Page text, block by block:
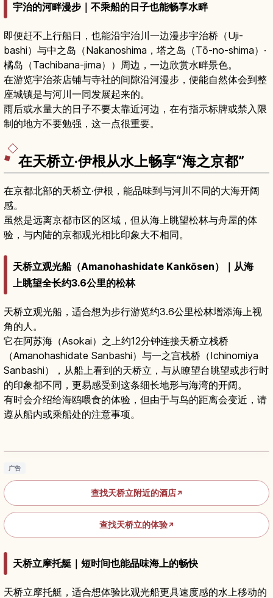
宇治的河畔漫步｜不乘船的日子也能畅享水畔
即便赶不上行船日，也能沿宇治川一边漫步宇治桥（Uji-
bashi）与中之岛（Nakanoshima，塔之岛（Tō-no-shima）·
橘岛（Tachibana-jima））周边，一边欣赏水畔景色。
在游览宇治茶店铺与寺社的间隙沿河漫步，便能自然体会到整
座城镇是与河川一同发展起来的。
雨后或水量大的日子不要太靠近河边，在有指示标牌或禁入限
制的地方不要勉强，这一点很重要。
在天桥立·伊根从水上畅享“海之京都”
在京都北部的天桥立·伊根，能品味到与河川不同的大海开阔
感。
虽然是远离京都市区的区域，但从海上眺望松林与舟屋的体
验，与内陆的京都观光相比印象大不相同。
天桥立观光船（Amanohashidate Kankōsen）｜从海
上眺望全长约3.6公里的松林
天桥立观光船，适合想为步行游览约3.6公里松林增添海上视
角的人。
它在阿苏海（Asokai）之上约12分钟连接天桥立栈桥
（Amanohashidate Sanbashi）与一之宫栈桥（Ichinomiya
Sanbashi），从船上看到的天桥立，与从瞭望台眺望或步行时
的印象都不同，更易感受到这条细长地形与海湾的开阔。
有时会介绍给海鸥喂食的体验，但由于与鸟的距离会变近，请
遵从船内或乘船处的注意事项。
广告
查找天桥立附近的酒店↗
查找天桥立的体验↗
天桥立摩托艇｜短时间也能品味海上的畅快
天桥立摩托艇，适合想体验比观光船更具速度感的水上移动的